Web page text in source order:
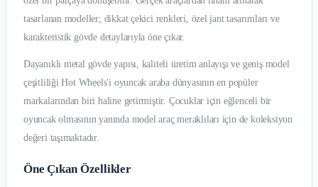
tasarlanan modeller; dikkat çekici renkleri, özel jant tasarımları ve
karakteristik gövde detaylarıyla öne çıkar.
Dayanıklı metal gövde yapısı, kaliteli üretim anlayışı ve geniş model
çeşitliliği Hot Wheels'i oyuncak araba dünyasının en popüler
markalarından biri haline getirmiştir. Çocuklar için eğlenceli bir
oyuncak olmasının yanında model araç meraklıları için de koleksiyon
değeri taşımaktadır.
Öne Çıkan Özellikler